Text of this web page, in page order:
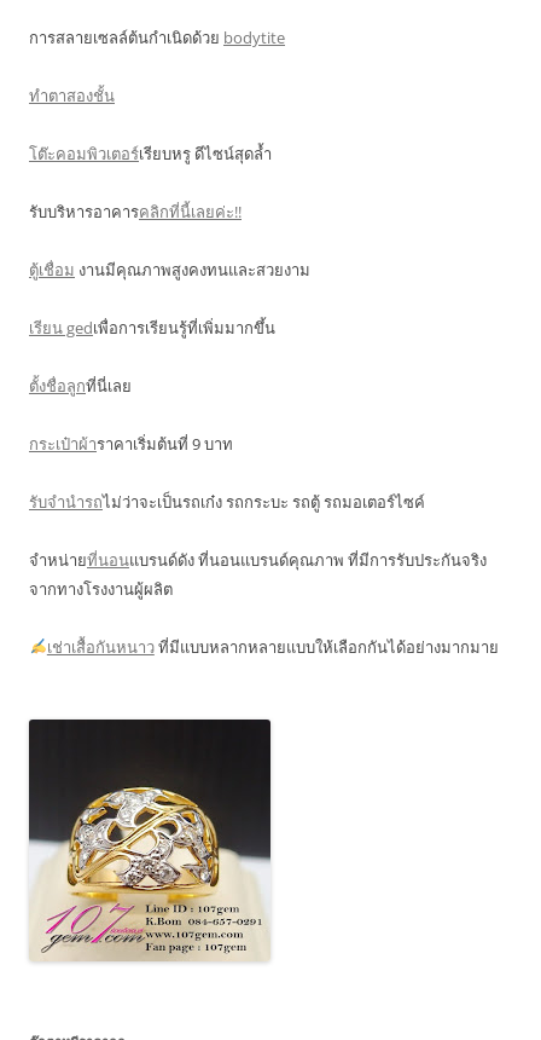
การสลายเซลล์ต้นกำเนิดด้วย bodytite
ทำตาสองชั้น
โต๊ะคอมพิวเตอร์เรียบหรู ดีไซน์สุดล้ำ
รับบริหารอาคารคลิกที่นี้เลยค่ะ!!
ตู้เชื่อม งานมีคุณภาพสูงคงทนและสวยงาม
เรียน gedเพื่อการเรียนรู้ที่เพิ่มมากขึ้น
ตั้งชื่อลูกที่นี่เลย
กระเป๋าผ้าราคาเริ่มต้นที่ 9 บาท
รับจำนำรถไม่ว่าจะเป็นรถเก๋ง รถกระบะ รถตู้ รถมอเตอร์ไซค์
จำหน่ายที่นอนแบรนด์ดัง ที่นอนแบรนด์คุณภาพ ที่มีการรับประกันจริง
จากทางโรงงานผู้ผลิต
เช่าเสื้อกันหนาวที่มีแบบหลากหลายแบบให้เลือกกันได้อย่างมากมาย